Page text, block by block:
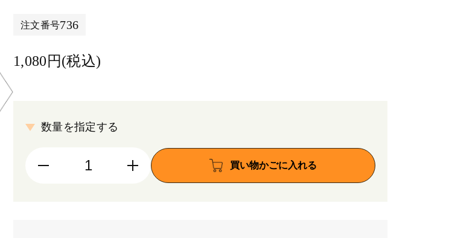
注文番号736
1,080円(税込)
数量を指定する
買い物かごに入れる